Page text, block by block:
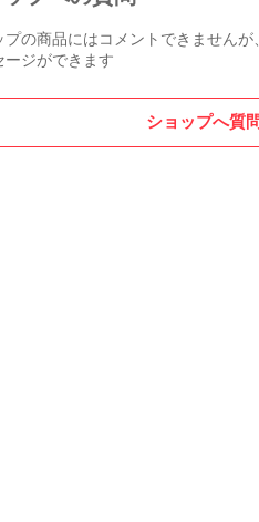
プの商品にはコメントできません
ージができます
ショップへ質